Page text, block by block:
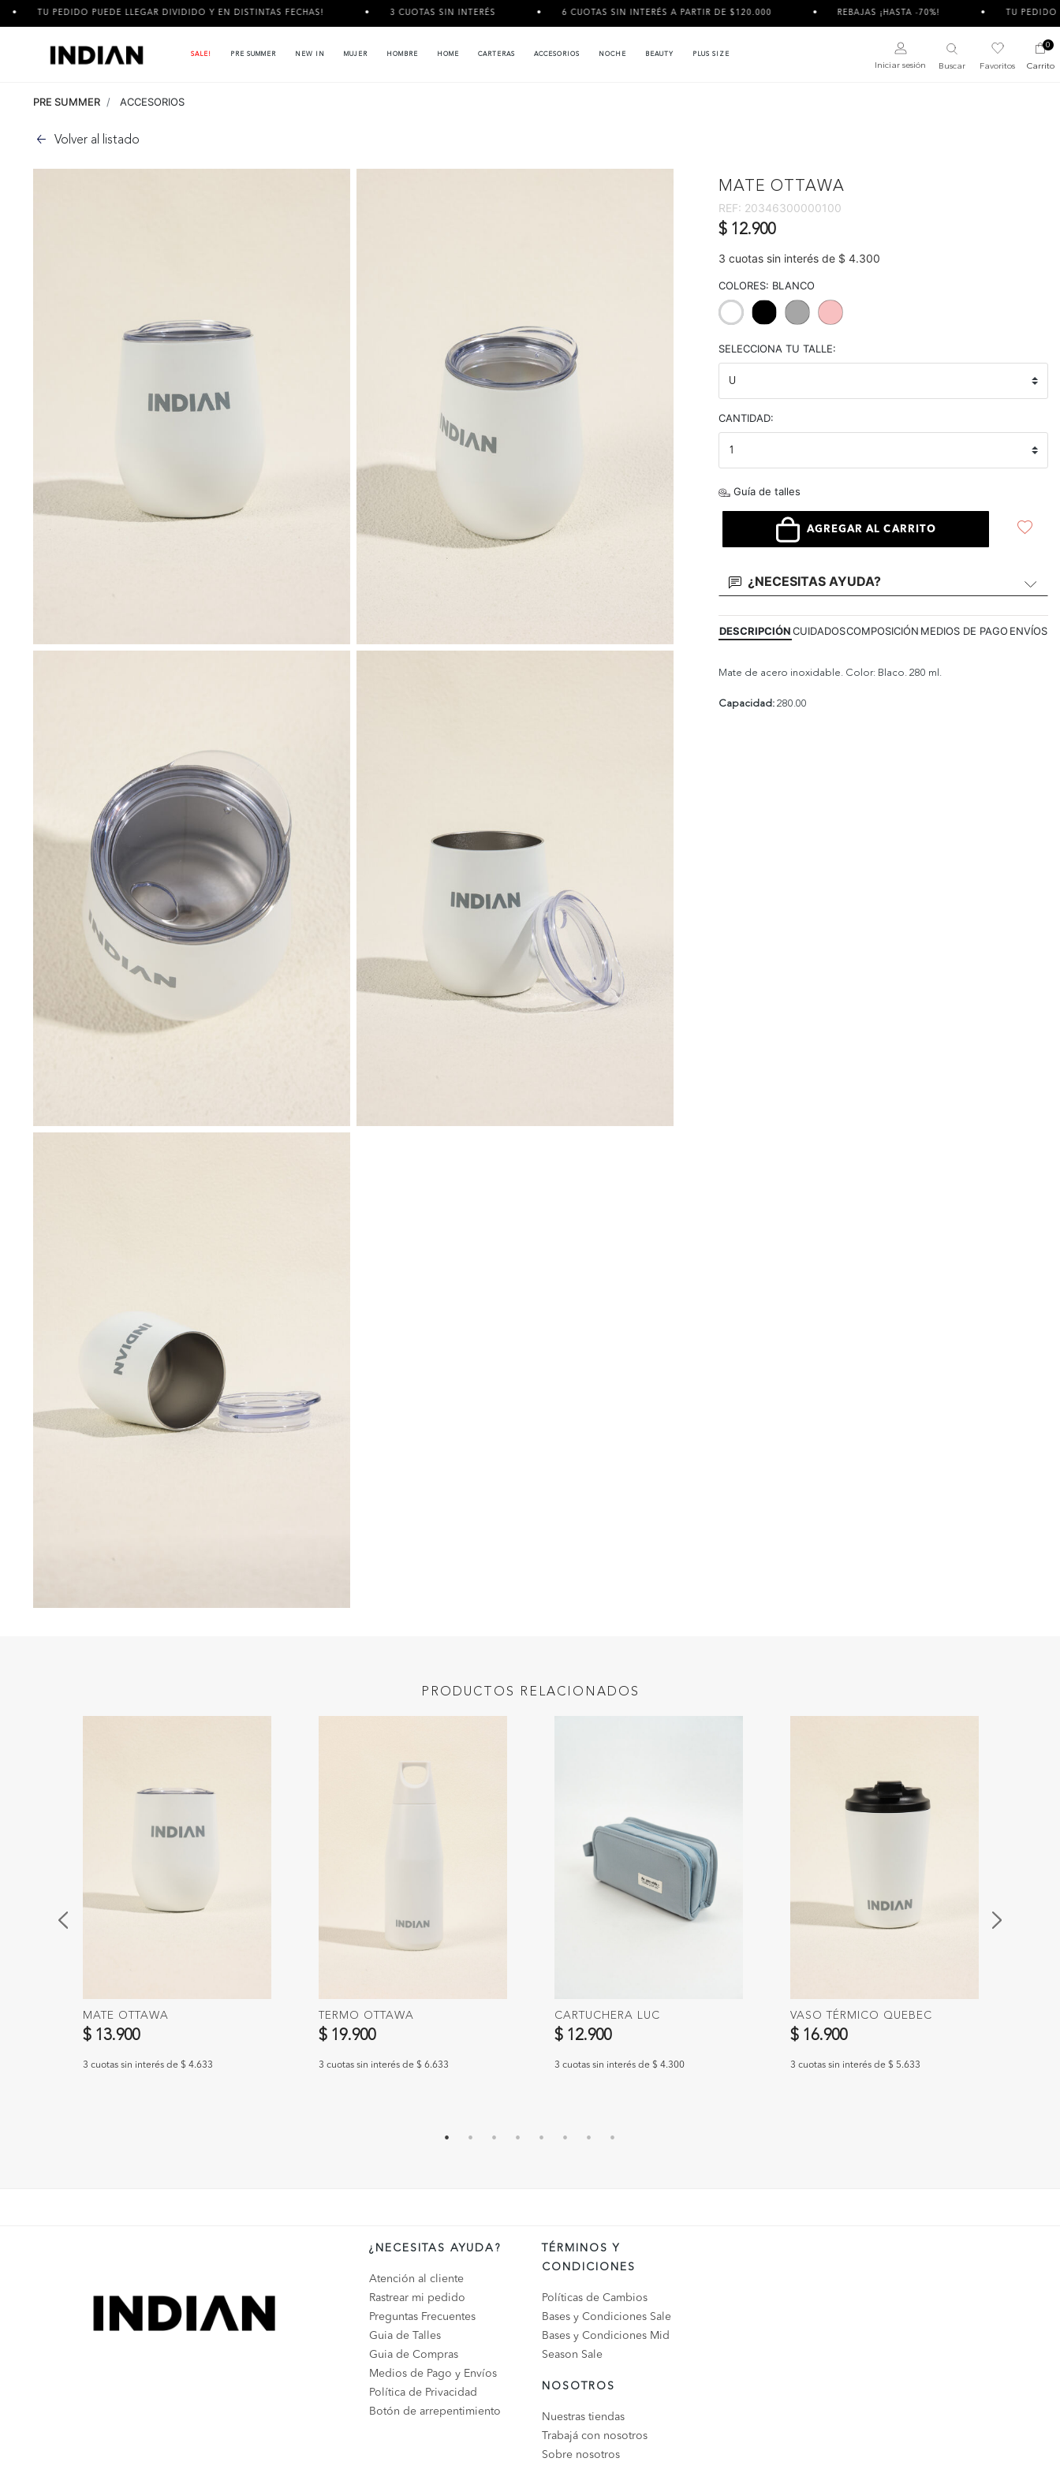
PUEDE LLEGAR DIVIDIDO Y EN DISTINTAS FECHAS! 3 CUOTAS SIN INTERÉS 6 CUOTAS SIN INTERÉS A PARTIR DE $120.000 REBAJAS ¡HASTA -70%! TU PEDIDO PUEDE
SALE! PRE SUMMER NEW IN MUJER HOMBRE HOME CARTERAS ACCESORIOS NOCHE BEAUTY PLUS SIZE
Iniciar sesión Buscar Favoritos
0
Carrito
PRE SUMMER ACCESORIOS
Volver al listado
MATE OTTAWA
REF: 20346300000100
$ 12.900
3 cuotas sin interés de $ 4.300
COLORES: BLANCO
SELECCIONA TU TALLE:
CANTIDAD:
Guía de talles
AGREGAR AL CARRITO
¿NECESITAS AYUDA?
DESCRIPCIÓNCUIDADOSCOMPOSICIÓN MEDIOS DE PAGO ENVÍOS
Mate de acero inoxidable. Color: Blaco. 280 ml.
Capacidad: 280.00
PRODUCTOS RELACIONADOS
MATE OTTAWA
$ 13.900
3 cuotas sin interés de $ 4.633
TERMO OTTAWA
$ 19.900
3 cuotas sin interés de $ 6.633
CARTUCHERA LUC
$ 12.900
3 cuotas sin interés de $ 4.300
VASO TÉRMICO QUEBEC
$ 16.900
3 cuotas sin interés de $ 5.633
¿NECESITAS AYUDA?
Atención al cliente
Rastrear mi pedido
Preguntas Frecuentes
Guia de Talles
Guia de Compras
Medios de Pago y Envíos
Política de Privacidad
Botón de arrepentimiento
TÉRMINOS Y
CONDICIONES
Políticas de Cambios
Bases y Condiciones Sale
Bases y Condiciones Mid
Season Sale
NOSOTROS
Nuestras tiendas
Trabajá con nosotros
Sobre nosotros